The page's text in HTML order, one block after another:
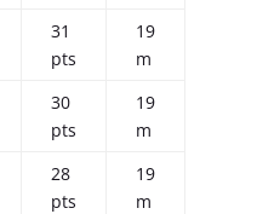
31
pts
19
m
30
pts
19
m
28
pts
19
m